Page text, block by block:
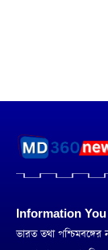
Information
ভারত তথা